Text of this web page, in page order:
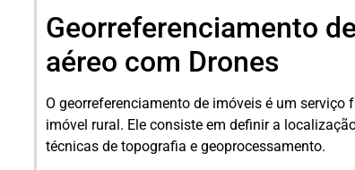
Georreferenciamento
aéreo com Drones
O georreferenciamento de imóveis é um
imóvel rural. Ele consiste em definir a
técnicas de topografia e geoprocessamento.